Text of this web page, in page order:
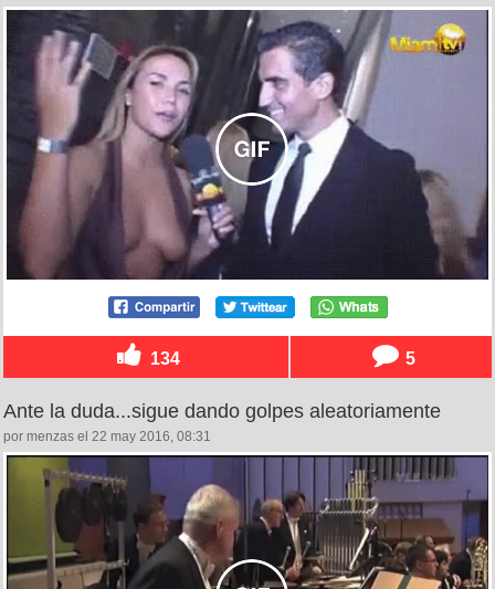
134 5
Ante la duda...sigue dando golpes aleatoriamente
por menzas el 22 may 2016, 08:31